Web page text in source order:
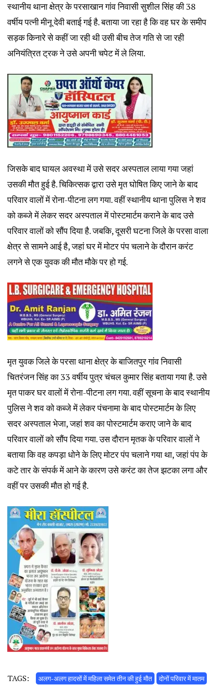
स्थानीय थाना क्षेत्र के परसाखान गांव निवासी सुशील सिंह की 38
वर्षीय पत्नी मीनू देवी बताई गई है. बताया जा रहा है कि वह घर के समीप
सड़क किनारे से कहीं जा रही थी उसी बीच तेज गति से जा रही
अनियंत्रित ट्रक ने उसे अपनी चपेट में ले लिया.
जिसके बाद घायल अवस्था में उसे सदर अस्पताल लाया गया जहां
उसकी मौत हुई है. चिकित्सक द्वारा उसे मृत घोषित किए जाने के बाद
परिवार वालों में रोना-पीटना लग गया. वहीं स्थानीय थाना पुलिस ने शव
को कब्जे में लेकर सदर अस्पताल में पोस्टमार्टम कराने के बाद उसे
परिवार वालों को सौंप दिया है. जबकि, दूसरी घटना जिले के परसा वाला
क्षेत्र से सामने आई है, जहां घर में मोटर पंप चलाने के दौरान करंट
लगने से एक युवक की मौत मौके पर हो गई.
मृत युवक जिले के परसा थाना क्षेत्र के बाजितपुर गांव निवासी
चितरंजन सिंह का 33 वर्षीय पुत्र चंचल कुमार सिंह बताया गया है. उसे
मृत पाकर घर वालों में रोना-पीटना लग गया. वहीं सूचना के बाद स्थानीय
पुलिस ने शव को कब्जे में लेकर पंचनामा के बाद पोस्टमार्टम के लिए
सदर अस्पताल भेजा, जहां शव का पोस्टमार्टम कराए जाने के बाद
परिवार वालों को सौंप दिया गया. उस दौरान मृतक के परिवार वालों ने
बताया कि वह कपड़ा धोने के लिए मोटर पंप चलाने गया था, जहां पंप के
कटे तार के संपर्क में आने के कारण उसे करंट का तेज झटका लगा और
वहीं पर उसकी मौत हो गई है.
TAGS: अलग-अलग हादसों में महिला समेत तीन की हुई मौत दोनों परिवार में मातम